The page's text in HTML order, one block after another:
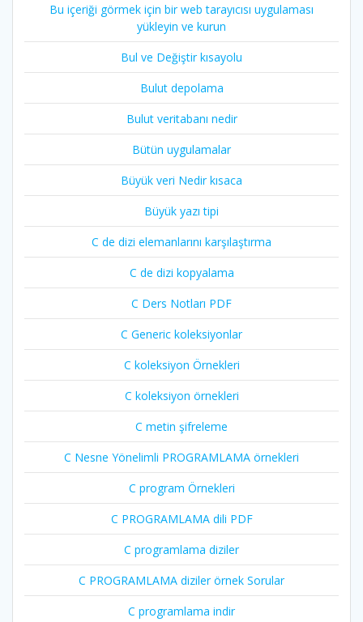
Bu içeriği görmek için bir web tarayıcısı uygulaması
yükleyin ve kurun
Bul ve Değiştir kısayolu
Bulut depolama
Bulut veritabanı nedir
Bütün uygulamalar
Büyük veri Nedir kısaca
Büyük yazı tipi
C de dizi elemanlarını karşılaştırma
C de dizi kopyalama
C Ders Notları PDF
C Generic koleksiyonlar
C koleksiyon Örnekleri
C koleksiyon örnekleri
C metin şifreleme
C Nesne Yönelimli PROGRAMLAMA örnekleri
C program Örnekleri
C PROGRAMLAMA dili PDF
C programlama diziler
C PROGRAMLAMA diziler örnek Sorular
C programlama indir